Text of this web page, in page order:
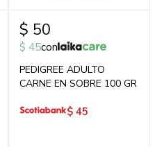
$ 50
$ 45con
PEDIGREE ADULTO
CARNE EN SOBRE 100 GR
$ 45